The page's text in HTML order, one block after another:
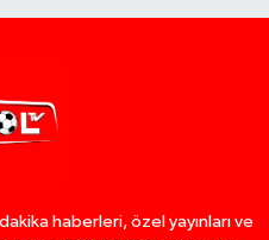
haberleri, özel yayınları ve